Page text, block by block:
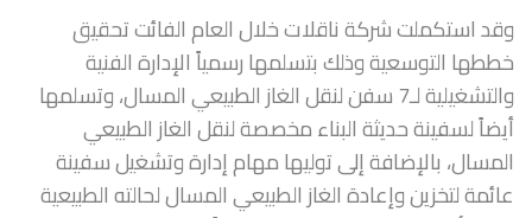
وقد استكملت شركة ناقلات خلال العام الفائت تحقيق
خططها التوسعية وذلك بتسلمها رسمياً الإدارة الفنية
والتشغيلية لـ7 سفن لنقل الغاز الطبيعي المسال، وتسلمها
أيضاً لسفينة حديثة البناء مخصصة لنقل الغاز الطبيعي
المسال، بالإضافة إلى توليها مهام إدارة وتشغيل سفينة
عائمة لتخزين وإعادة الغاز الطبيعي المسال لحالته الطبيعية